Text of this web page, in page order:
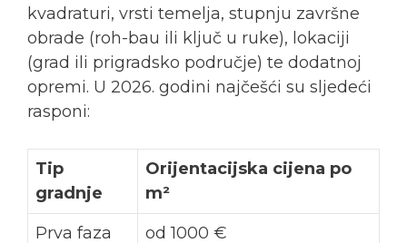
kvadraturi, vrsti temelja, stupnju završne
obrade (roh-bau ili ključ u ruke), lokaciji
(grad ili prigradsko područje) te dodatnoj
opremi. U 2026. godini najčešći su sljedeći
rasponi:
Tip
gradnje
Orijentacijska cijena po
m²
Prva faza
od 1000 €